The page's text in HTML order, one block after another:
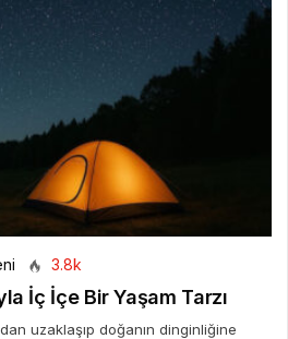
3.8k
İç İçe Bir Yaşam Tarzı
uzaklaşıp doğanın dinginliğine